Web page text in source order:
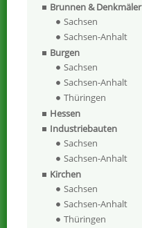
Brunnen & Denkmäler
Sachsen
Sachsen-Anhalt
Burgen
Sachsen
Sachsen-Anhalt
Thüringen
Hessen
Industriebauten
Sachsen
Sachsen-Anhalt
Kirchen
Sachsen
Sachsen-Anhalt
Thüringen